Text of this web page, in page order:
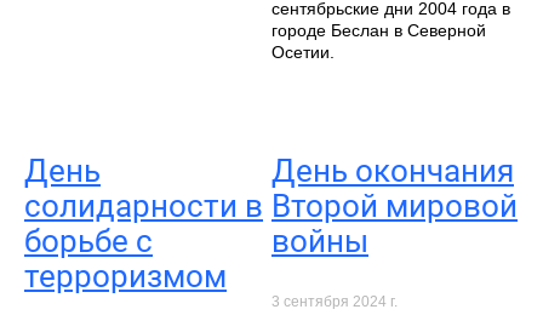
сентябрьские дни 2004 года в
городе Беслан в Северной
Осетии.
День
солидарности в
борьбе с
терроризмом
День окончания
Второй мировой
войны
3 сентября 2024 г.